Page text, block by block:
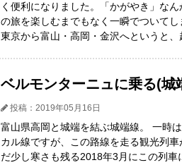
く便利になりました。「かがやき」な
の旅を楽しむまでもなく一瞬でついて
東京から富山・高岡・金沢へというと
ベルモンターニュに乗る(城
投稿：2019年05月16日
富山県高岡と城端を結ぶ城端線。 一時
カル線ですが、この路線を走る観光列
だ少し寒さも残る2018年3月にこの列